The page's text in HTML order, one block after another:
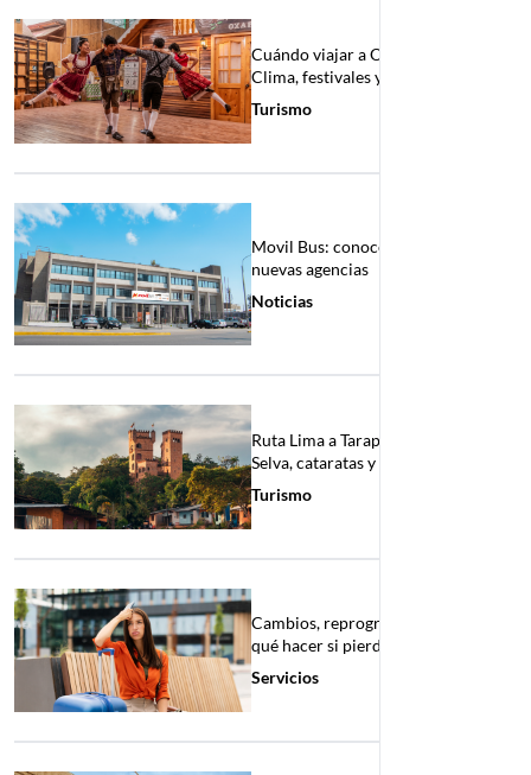
Cuándo viajar a Oxapampa:
Clima, festivales y paisajes
Turismo
Movil Bus: conoce nuestras 6
nuevas agencias
Noticias
Ruta Lima a Tarapoto en bus:
Selva, cataratas y cultura viva
Turismo
Cambios, reprogramaciones y
qué hacer si pierdes tu bus
Servicios